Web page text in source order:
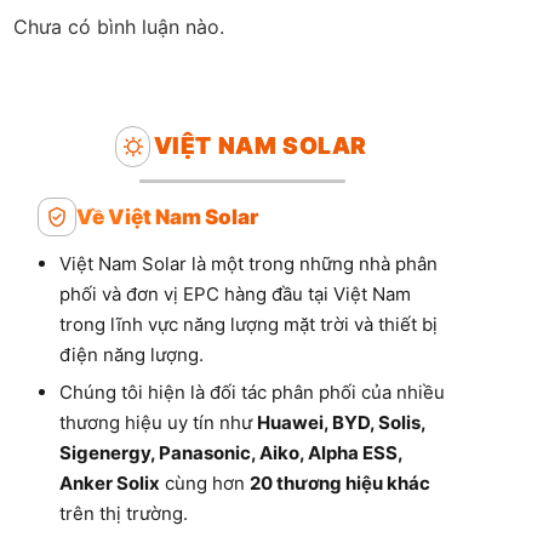
Chưa có bình luận nào.
VIỆT NAM SOLAR
Về Việt Nam Solar
Việt Nam Solar là một trong những nhà phân
phối và đơn vị EPC hàng đầu tại Việt Nam
trong lĩnh vực năng lượng mặt trời và thiết bị
điện năng lượng.
Chúng tôi hiện là đối tác phân phối của nhiều
thương hiệu uy tín như Huawei, BYD, Solis,
Sigenergy, Panasonic, Aiko, Alpha ESS,
Anker Solix cùng hơn 20 thương hiệu khác
trên thị trường.